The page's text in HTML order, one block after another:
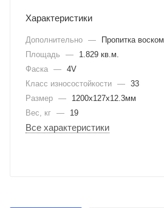
Характеристики
Дополнительно —
Пропитка воском
Площадь
—
1.829 кв.м.
Фаска — 4V
Класс износостойкости — 33
Размер —
1200х127х12.3мм
Вес, кг — 19
Все характеристики